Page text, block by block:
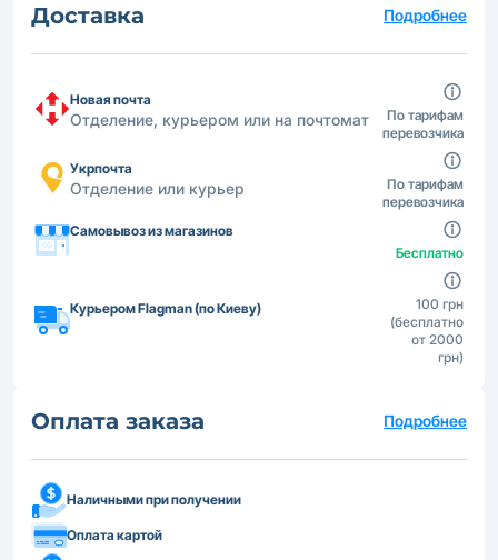
Доставка Подробнее
Новая почта
Отделение, курьером или на почтомат
По тарифам
перевозчика
Укрпочта
Отделение или курьер
По тарифам
перевозчика
Самовывоз из магазинов
Бесплатно
Курьером Flagman (по Киеву)
100 грн
(бесплатно
от 2000
грн)
Оплата заказа Подробнее
Наличными при получении
Оплата картой